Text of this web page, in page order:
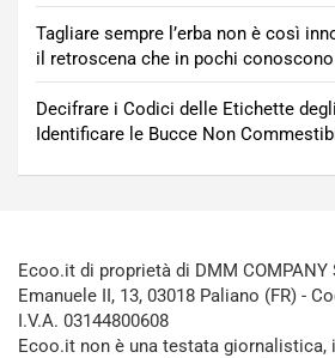
Tagliare sempre l’erba non è così
il retroscena che in pochi conoscono
Decifrare i Codici delle Etichette
Identificare le Bucce Non
Ecoo.it di proprietà di DMM
Emanuele II, 13, 03018 Paliano (FR) -
I.V.A. 03144800608
Ecoo.it non è una testata giornalistica,